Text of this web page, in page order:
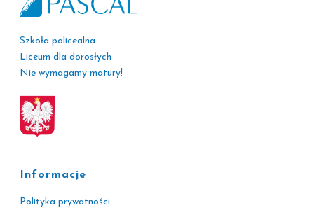
Szkoła policealna
Liceum dla dorosłych
Nie wymagamy matury!
Informacje
Polityka prywatności